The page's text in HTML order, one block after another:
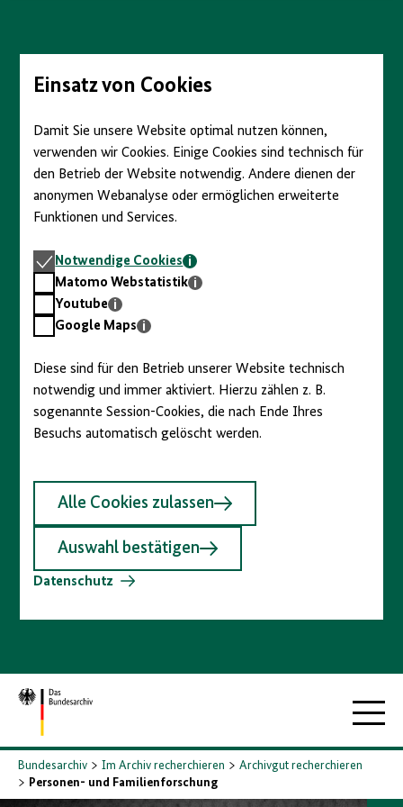
Seiteninhalt
springenEinsatz von Cookies
Damit Sie unsere Website optimal nutzen können,
verwenden wir Cookies. Einige Cookies sind technisch für
den Betrieb der Website notwendig. Andere dienen der
anonymen Webanalyse oder ermöglichen erweiterte
Funktionen und Services.
Notwendige
Cookies
Notwendige Cookies
Matomo
Webstatistik
Matomo Webstatistik
Youtube
Youtube
GoogleGoogle Maps
Diese sind für den Betrieb unserer Website technisch
notwendig und immer aktiviert. Hierzu zählen z. B.
sogenannte Session-Cookies, die nach Ende Ihres
Besuchs automatisch gelöscht werden.
Alle Cookies zulassen
Auswahl bestätigen
Datenschutz
Zur
Startseite
Bundesarchiv Im Archiv recherchieren
Archivgut recherchieren
Personen- und Familienforschung